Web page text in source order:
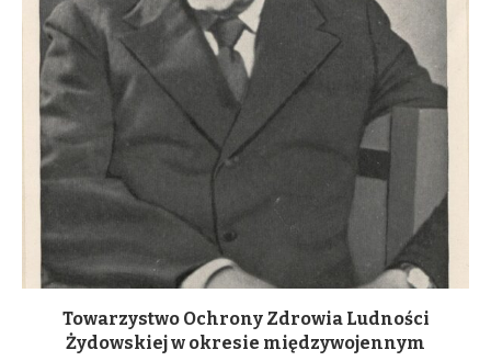
Towarzystwo Ochrony Zdrowia Ludności
Żydowskiej w okresie międzywojennym